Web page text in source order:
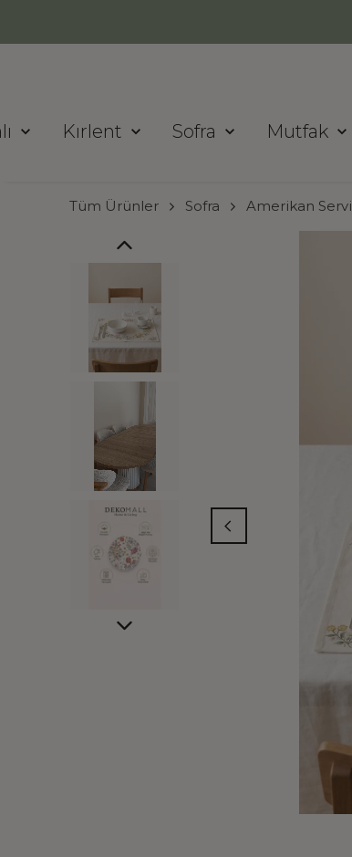
Kırlent Sofra Mutfak
Tüm Ürünler Sofra Amerikan